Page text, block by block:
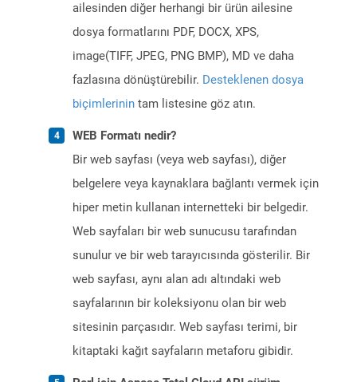
ailesinden diğer herhangi bir ürün ailesine
dosya formatlarını PDF, DOCX, XPS,
image(TIFF, JPEG, PNG BMP), MD ve daha
fazlasına dönüştürebilir. Desteklenen dosya
biçimlerinin tam listesine göz atın.
WEB Formatı nedir?
Bir web sayfası (veya web sayfası), diğer
belgelere veya kaynaklara bağlantı vermek için
hiper metin kullanan internetteki bir belgedir.
Web sayfaları bir web sunucusu tarafından
sunulur ve bir web tarayıcısında gösterilir. Bir
web sayfası, aynı alan adı altındaki web
sayfalarının bir koleksiyonu olan bir web
sitesinin parçasıdır. Web sayfası terimi, bir
kitaptaki kağıt sayfaların metaforu gibidir.